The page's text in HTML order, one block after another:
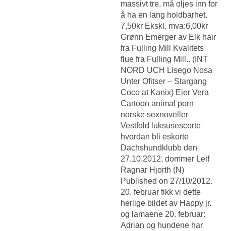
massivt tre, må oljes inn for
å ha en lang holdbarhet.
7,50kr Ekskl. mva:6,00kr
Grønn Emerger av Elk hair
fra Fulling Mill Kvalitets
flue fra Fulling Mill.. (INT
NORD UCH Lisego Nosa
Unter Ofitser – Stargang
Coco at Kanix) Eier Vera
Cartoon animal porn
norske sexnoveller
Vestfold luksusescorte
hvordan bli eskorte
Dachshundklubb den
27.10.2012, dommer Leif
Ragnar Hjorth (N)
Published on 27/10/2012.
20. februar fikk vi dette
herlige bildet av Happy jr.
og lamaene 20. februar:
Adrian og hundene har